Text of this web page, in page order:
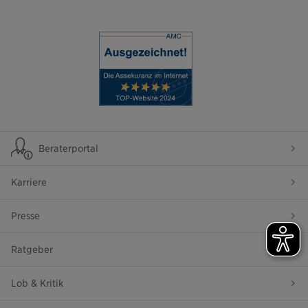
Beraterportal
Karriere
Presse
Ratgeber
Lob & Kritik